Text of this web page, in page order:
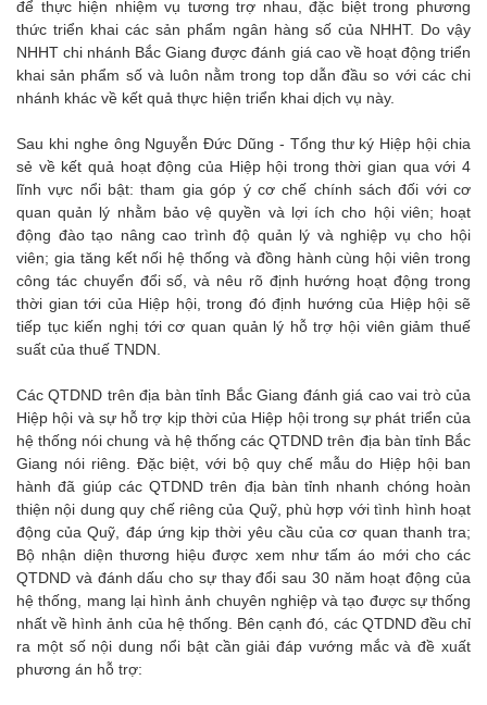
để thực hiện nhiệm vụ tương trợ nhau, đặc biệt trong phương
thức triển khai các sản phẩm ngân hàng số của NHHT. Do vậy
NHHT chi nhánh Bắc Giang được đánh giá cao về hoạt động triển
khai sản phẩm số và luôn nằm trong top dẫn đầu so với các chi
nhánh khác về kết quả thực hiện triển khai dịch vụ này.
Sau khi nghe ông Nguyễn Đức Dũng - Tổng thư ký Hiệp hội chia
sẻ về kết quả hoạt động của Hiệp hội trong thời gian qua với 4
lĩnh vực nổi bật: tham gia góp ý cơ chế chính sách đối với cơ
quan quản lý nhằm bảo vệ quyền và lợi ích cho hội viên; hoạt
động đào tạo nâng cao trình độ quản lý và nghiệp vụ cho hội
viên; gia tăng kết nối hệ thống và đồng hành cùng hội viên trong
công tác chuyển đổi số, và nêu rõ định hướng hoạt động trong
thời gian tới của Hiệp hội, trong đó định hướng của Hiệp hội sẽ
tiếp tục kiến nghị tới cơ quan quản lý hỗ trợ hội viên giảm thuế
suất của thuế TNDN.
Các QTDND trên địa bàn tỉnh Bắc Giang đánh giá cao vai trò của
Hiệp hội và sự hỗ trợ kịp thời của Hiệp hội trong sự phát triển của
hệ thống nói chung và hệ thống các QTDND trên địa bàn tỉnh Bắc
Giang nói riêng. Đặc biệt, với bộ quy chế mẫu do Hiệp hội ban
hành đã giúp các QTDND trên địa bàn tỉnh nhanh chóng hoàn
thiện nội dung quy chế riêng của Quỹ, phù hợp với tình hình hoạt
động của Quỹ, đáp ứng kịp thời yêu cầu của cơ quan thanh tra;
Bộ nhận diện thương hiệu được xem như tấm áo mới cho các
QTDND và đánh dấu cho sự thay đổi sau 30 năm hoạt động của
hệ thống, mang lại hình ảnh chuyên nghiệp và tạo được sự thống
nhất về hình ảnh của hệ thống. Bên cạnh đó, các QTDND đều chỉ
ra một số nội dung nổi bật cần giải đáp vướng mắc và đề xuất
phương án hỗ trợ: